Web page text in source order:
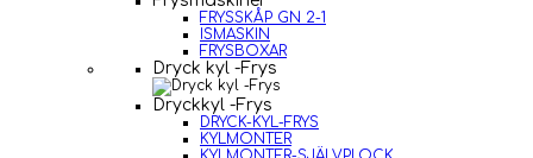
FRYSSKÅP GN 2-1
ISMASKIN
FRYSBOXAR
Dryck kyl -Frys
Dryckkyl -Frys
DRYCK-KYL-FRYS
KYLMONTER